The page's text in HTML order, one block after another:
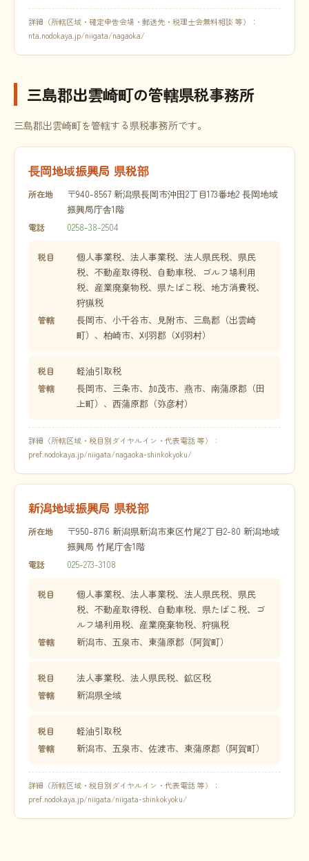
詳細（所轄区域・確定申告会場・郵送先・税理士会無料相談 等）：
nta.nodokaya.jp/niigata/nagaoka/
三島郡出雲崎町の管轄県税事務所
三島郡出雲崎町を管轄する県税事務所です。
長岡地域振興局 県税部
所在地
〒940-8567 新潟県長岡市沖田2丁目173番地2 長岡地域
振興局庁舎1階
電話 0258-38-2504
税目
個人事業税、法人事業税、法人県民税、県民
税、不動産取得税、自動車税、ゴルフ場利用
税、産業廃棄物税、県たばこ税、地方消費税、
狩猟税
管轄
長岡市、小千谷市、見附市、三島郡（出雲崎
町）、柏崎市、刈羽郡（刈羽村）
税目 軽油引取税
管轄
長岡市、三条市、加茂市、燕市、南蒲原郡（田
上町）、西蒲原郡（弥彦村）
詳細（所轄区域・税目別ダイヤルイン・代表電話 等）：
pref.nodokaya.jp/niigata/nagaoka-shinkokyoku/
新潟地域振興局 県税部
所在地
〒950-8716 新潟県新潟市東区竹尾2丁目2-80 新潟地域
振興局 竹尾庁舎1階
電話 025-273-3108
税目
個人事業税、法人事業税、法人県民税、県民
税、不動産取得税、自動車税、県たばこ税、ゴ
ルフ場利用税、産業廃棄物税、狩猟税
管轄 新潟市、五泉市、東蒲原郡（阿賀町）
税目 法人事業税、法人県民税、鉱区税
管轄 新潟県全域
税目 軽油引取税
管轄 新潟市、五泉市、佐渡市、東蒲原郡（阿賀町）
詳細（所轄区域・税目別ダイヤルイン・代表電話 等）：
pref.nodokaya.jp/niigata/niigata-shinkokyoku/